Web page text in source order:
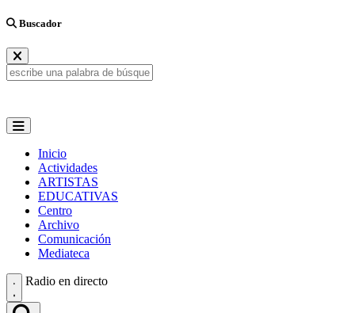
Buscador
Inicio
Actividades
ARTISTAS
EDUCATIVAS
Centro
Archivo
Comunicación
Mediateca
Radio en directo